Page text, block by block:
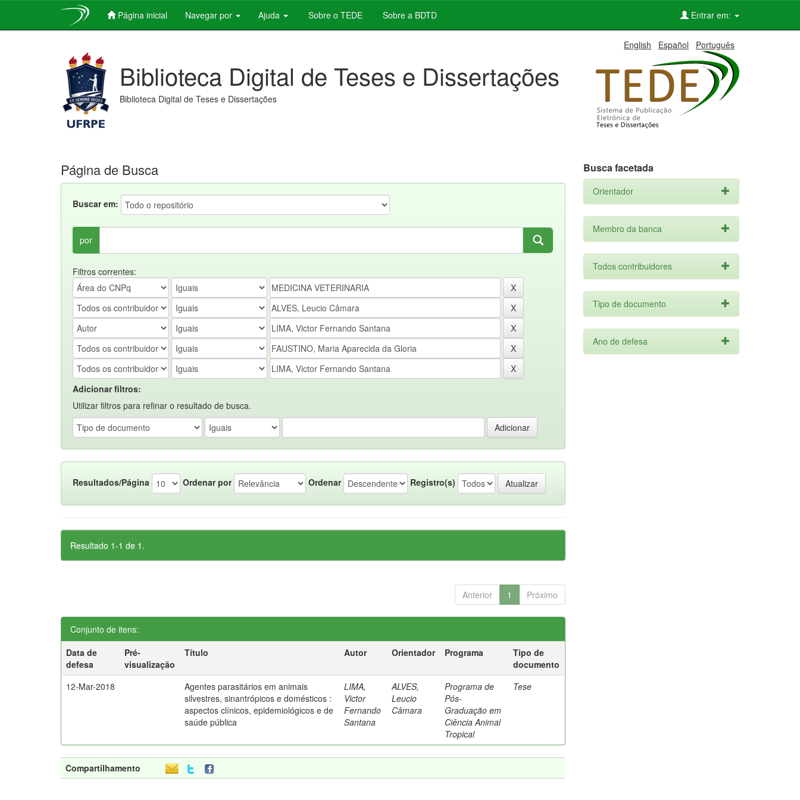
Página inicial Navegar por Ajuda Sobre o TEDE Sobre a BDTD Entrar em:
English Español Português
Biblioteca Digital de Teses e Dissertações
Biblioteca Digital de Teses e Dissertações
Página de Busca
Buscar em:
por
Filtros correntes:
Adicionar filtros:
Utilizar filtros para refinar o resultado de busca.
Resultados/Página Ordenar por Ordenar Registro(s)
Resultado 1-1 de 1.
Anterior 1 Próximo
Conjunto de itens:
Data de
defesa
Pré-
visualização
Título Autor Orientador Programa
Tipo de
documento
12-Mar-2018
Agentes parasitários em animais
silvestres, sinantrópicos e domésticos :
aspectos clínicos, epidemiológicos e de
saúde pública
LIMA,
Victor
Fernando
Santana
ALVES,
Leucio
Câmara
Programa de
Pós-
Graduação em
Ciência Animal
Tropical
Tese
Compartilhamento
Busca facetada
Orientador
Membro da banca
Todos contribuidores
Tipo de documento
Ano de defesa